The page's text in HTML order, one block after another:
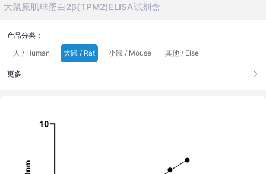
大鼠原肌球蛋白2β(TPM2)ELISA试剂盒
产品分类：
人 / Human
大鼠 / Rat 小鼠 / Mouse 其他 / Else
更多